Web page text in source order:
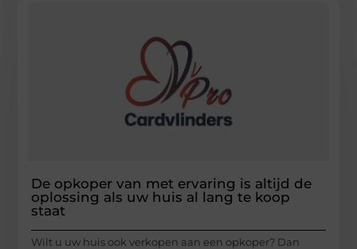
De opkoper van met ervaring is altijd de
oplossing als uw huis al lang te koop
staat
Wilt u uw huis ook verkopen aan een opkoper? Dan